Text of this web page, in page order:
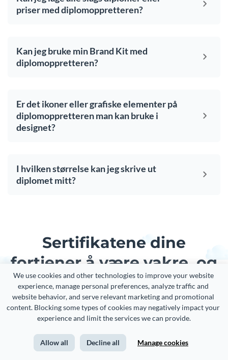
We use cookies and other technologies to improve your website
experience, manage personal preferences, analyze traffic and
website behavior, and serve relevant marketing and promotional
content. Blocking some types of cookies may negatively impact your
experience and limit the services we can provide.
Allow all Decline all Manage cookies
priser med diplomoppretteren?
Kan jeg bruke min Brand Kit med
diplomoppretteren?
Er det ikoner eller grafiske elementer på
diplomoppretteren man kan bruke i
designet?
I hvilken størrelse kan jeg skrive ut
diplomet mitt?
Sertifikatene dine
fortjener å være vakre, og
det samme gjør resten av
innholdet ditt
designer eller nybegynner.